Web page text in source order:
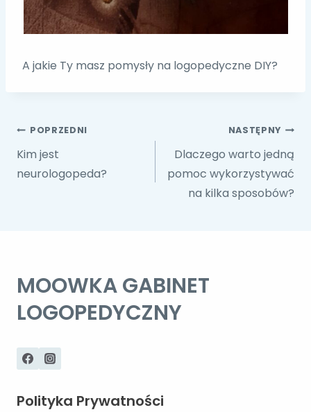
A jakie Ty masz pomysły na logopedyczne DIY?
Nawigacja
wpisu
POPRZEDNI
Kim jest
neurologopeda?
NASTĘPNY
Dlaczego warto jedną
pomoc wykorzystywać
na kilka sposobów?
MOOWKA GABINET
LOGOPEDYCZNY
Polityka Prywatności